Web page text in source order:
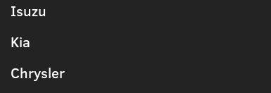
Isuzu
Kia
Chrysler